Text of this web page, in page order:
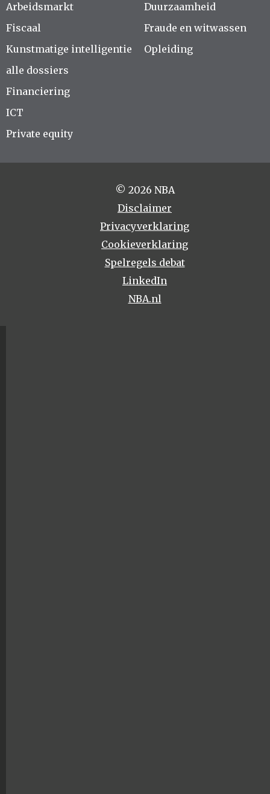
Arbeidsmarkt
Fiscaal
Kunstmatige intelligentie
alle dossiers
Duurzaamheid
Fraude en witwassen
Opleiding
Financiering
ICT
Private equity
© 2026 NBA
Disclaimer
Privacyverklaring
Cookieverklaring
Spelregels debat
LinkedIn
NBA.nl